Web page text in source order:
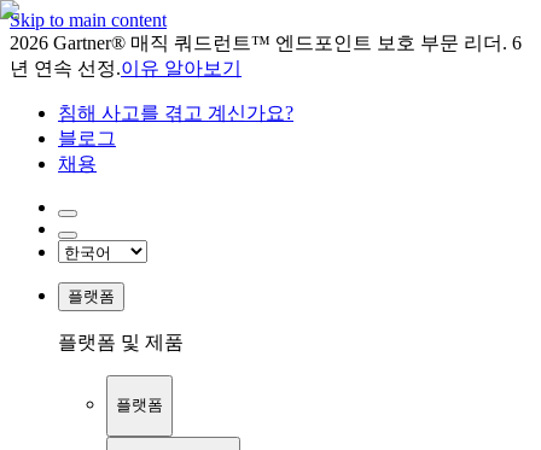
Skip to main content
2026 Gartner® 매직 쿼드런트™ 엔드포인트 보호 부문 리더. 6
년 연속 선정.이유 알아보기
침해 사고를 겪고 계신가요?
블로그
채용
플랫폼
플랫폼 및 제품
플랫폼